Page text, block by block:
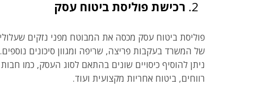
רכישת פוליסת ביטוח עסק
פוליסת ביטוח עסק מכסה את המבוטח מפני נזקים
של המשרד בעקבות פריצה, שריפה ומגוון סיכונים
ניתן להוסיף כיסויים שונים בהתאם לסוג העסק, כמו
רווחים, ביטוח אחריות מקצועית ועוד.